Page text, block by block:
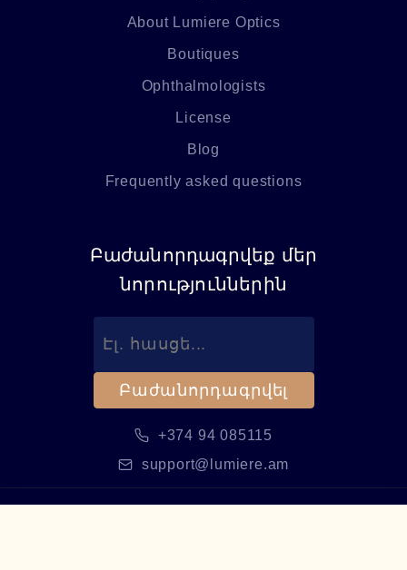
About Lumiere Optics
Boutiques
Ophthalmologists
License
Blog
Frequently asked questions
Բաժանորդագրվեք մեր
նորություններին
Բաժանորդագրվել
+374 94 085115
support@lumiere.am